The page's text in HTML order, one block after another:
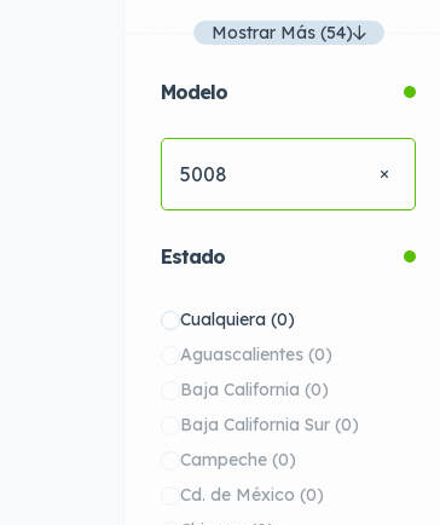
Mostrar Más (54)
Modelo
5008
Estado
Cualquiera (0)
Aguascalientes (0)
Baja California (0)
Baja California Sur (0)
Campeche (0)
Cd. de México (0)